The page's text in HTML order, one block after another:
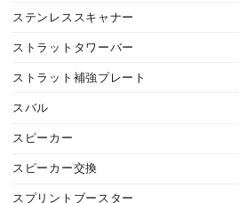
ステンレススキャナー
ストラットタワーバー
ストラット補強プレート
スバル
スピーカー
スピーカー交換
スプリントブースター